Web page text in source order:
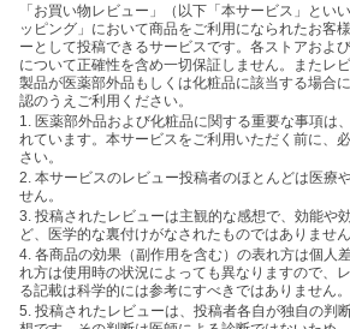
「お買い物レビュー」（以下「本サービス」とい
ッピング」において商品をご利用になられたお客
ーとして投稿できるサービスです。各ストアおよ
について正確性を含め一切保証しません。またレ
製品が医薬部外品もしくは化粧品に該当する場合
認のうえご利用ください。
1. 医薬部外品および化粧品に関する重要な事項は
れています。本サービスをご利用いただく前に、
さい。
2. 本サービスのレビュー投稿者のほとんどは医療
せん。
3. 投稿されたレビューは主観的な感想で、効能や
ど、医学的な裏付けがなされたものではありません
4. 各商品の効果（副作用を含む）の表れ方は個人
れ方は使用時の状況によっても異なりますので、
る記載は科学的には参考にすべきではありません。
5. 投稿されたレビューは、投稿者各自が独自の判